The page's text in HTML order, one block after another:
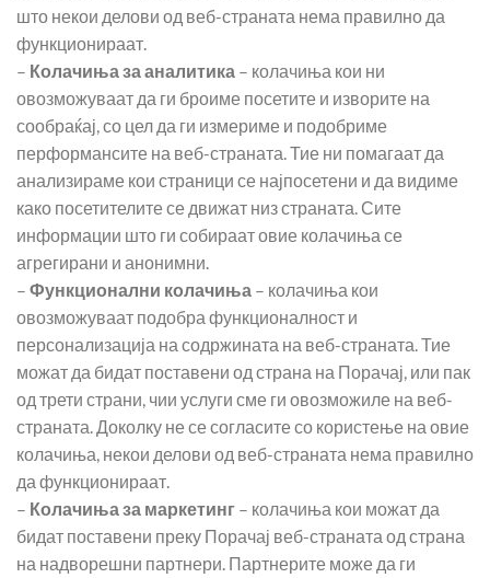
што некои делови од веб-страната нема правилно да
функционираат.
– Колачиња за аналитика – колачиња кои ни
овозможуваат да ги броиме посетите и изворите на
сообраќај, со цел да ги измериме и подобриме
перформансите на веб-страната. Тие ни помагаат да
анализираме кои страници се најпосетени и да видиме
како посетителите се движат низ страната. Сите
информации што ги собираат овие колачиња се
агрегирани и анонимни.
– Функционални колачиња – колачиња кои
овозможуваат подобра функционалност и
персонализација на содржината на веб-страната. Тие
можат да бидат поставени од страна на Порачај, или пак
од трети страни, чии услуги сме ги овозможиле на веб-
страната. Доколку не се согласите со користење на овие
колачиња, некои делови од веб-страната нема правилно
да функционираат.
– Колачиња за маркетинг – колачиња кои можат да
бидат поставени преку Порачај веб-страната од страна
на надворешни партнери. Партнерите може да ги